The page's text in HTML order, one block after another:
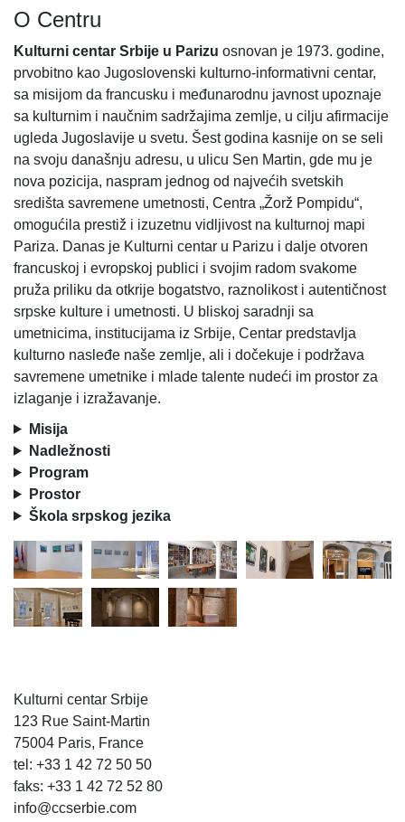
O Centru
Kulturni centar Srbije u Parizu osnovan je 1973. godine,
prvobitno kao Jugoslovenski kulturno-informativni centar,
sa misijom da francusku i međunarodnu javnost upoznaje
sa kulturnim i naučnim sadržajima zemlje, u cilju afirmacije
ugleda Jugoslavije u svetu. Šest godina kasnije on se seli
na svoju današnju adresu, u ulicu Sen Martin, gde mu je
nova pozicija, naspram jednog od najvećih svetskih
središta savremene umetnosti, Centra „Žorž Pompidu“,
omogućila prestiž i izuzetnu vidljivost na kulturnoj mapi
Pariza. Danas je Kulturni centar u Parizu i dalje otvoren
francuskoj i evropskoj publici i svojim radom svakome
pruža priliku da otkrije bogatstvo, raznolikost i autentičnost
srpske kulture i umetnosti. U bliskoj saradnji sa
umetnicima, institucijama iz Srbije, Centar predstavlja
kulturno nasleđe naše zemlje, ali i dočekuje i podržava
savremene umetnike i mlade talente nudeći im prostor za
izlaganje i izražavanje.
Misija
Nadležnosti
Program
Prostor
Škola srpskog jezika
Kulturni centar Srbije
123 Rue Saint-Martin
75004 Paris, France
tel: +33 1 42 72 50 50
faks: +33 1 42 72 52 80
info@ccserbie.com